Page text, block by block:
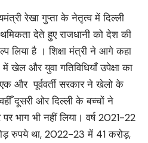
रेखा गुप्ता के नेतृत्व में दिल्ली
देते हुए राजधानी को देश की
लिया है । शिक्षा मंत्री ने आगे कहा
खेल और युवा गतिविधियाँ उपेक्षा का
और पूर्ववर्ती सरकार ने खेलो के
दूसरी ओर दिल्ली के बच्चों ने
पर भाग भी नहीं लिया। वर्ष 2021-22
रुपये था, 2022-23 में 41 करोड़,